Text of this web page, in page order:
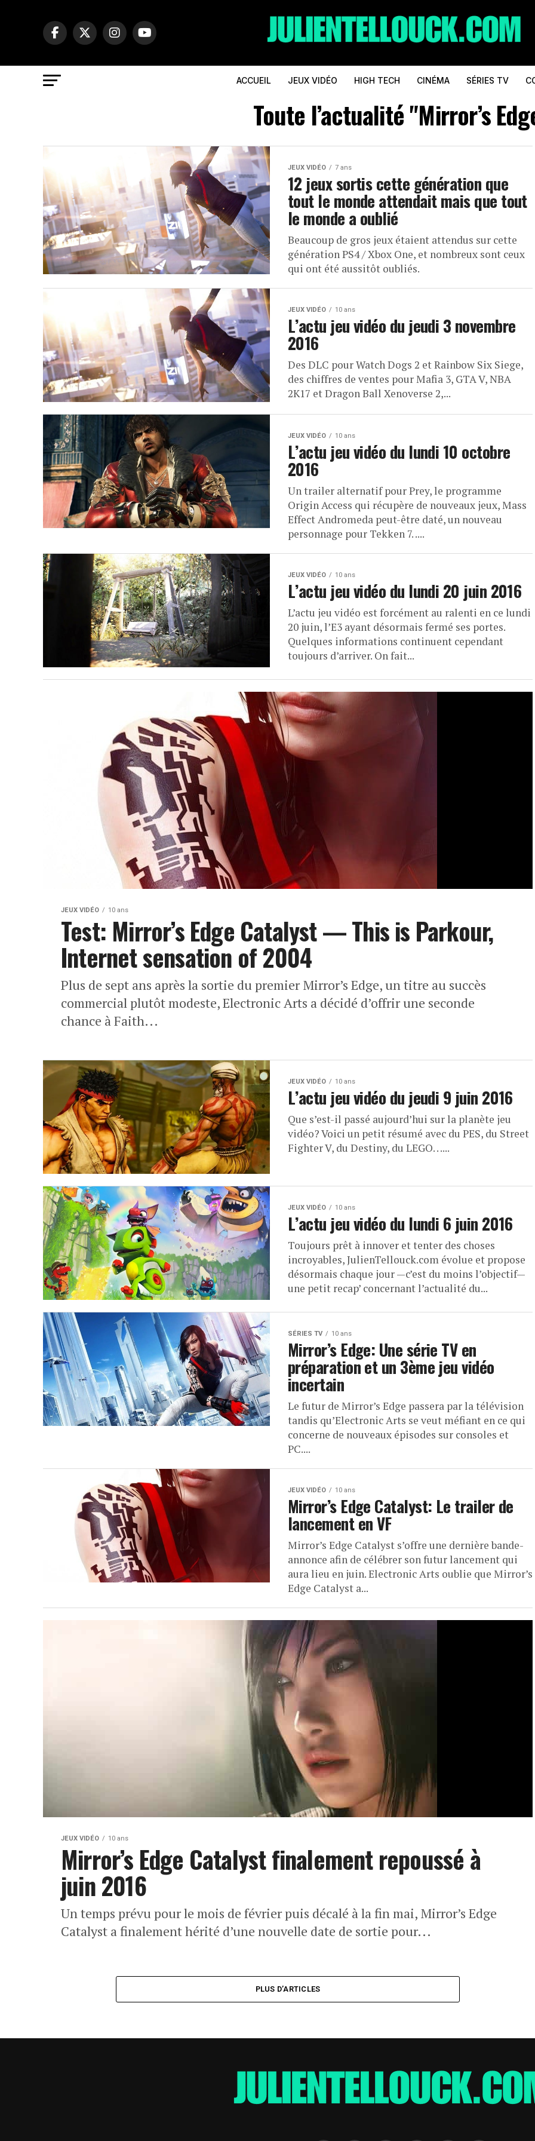
ACCUEIL JEUX VIDÉO HIGH TECH CINÉMA SÉRIES TV
Toute l’actualité "Mirror’s
JEUX VIDÉO 7 ans
12 jeux sortis cette génération que
tout le monde attendait mais que tout
le monde a oublié
Beaucoup de gros jeux étaient attendus sur cette
génération PS4 / Xbox One, et nombreux sont ceux
qui ont été aussitôt oubliés.
JEUX VIDÉO 10 ans
L’actu jeu vidéo du jeudi 3 novembre
2016
Des DLC pour Watch Dogs 2 et Rainbow Six Siege,
des chiffres de ventes pour Mafia 3, GTA V, NBA
2K17 et Dragon Ball Xenoverse 2,...
JEUX VIDÉO 10 ans
L’actu jeu vidéo du lundi 10 octobre
2016
Un trailer alternatif pour Prey, le programme
Origin Access qui récupère de nouveaux jeux, Mass
Effect Andromeda peut-être daté, un nouveau
personnage pour Tekken 7. ....
JEUX VIDÉO 10 ans
L’actu jeu vidéo du lundi 20 juin 2016
L’actu jeu vidéo est forcément au ralenti en ce lundi
20 juin, l’E3 ayant désormais fermé ses portes.
Quelques informations continuent cependant
toujours d’arriver. On fait...
JEUX VIDÉO 10 ans
Test: Mirror’s Edge Catalyst — This is Parkour,
Internet sensation of 2004
Plus de sept ans après la sortie du premier Mirror’s Edge, un titre au succès
commercial plutôt modeste, Electronic Arts a décidé d’offrir une seconde
chance à Faith...
JEUX VIDÉO 10 ans
L’actu jeu vidéo du jeudi 9 juin 2016
Que s’est-il passé aujourd’hui sur la planète jeu
vidéo? Voici un petit résumé avec du PES, du Street
Fighter V, du Destiny, du LEGO. . ....
JEUX VIDÉO 10 ans
L’actu jeu vidéo du lundi 6 juin 2016
Toujours prêt à innover et tenter des choses
incroyables, JulienTellouck.com évolue et propose
désormais chaque jour —c’est du moins l’objectif—
une petit recap’ concernant l’actualité du...
SÉRIES TV 10 ans
Mirror’s Edge: Une série TV en
préparation et un 3ème jeu vidéo
incertain
Le futur de Mirror’s Edge passera par la télévision
tandis qu’Electronic Arts se veut méfiant en ce qui
concerne de nouveaux épisodes sur consoles et
PC....
JEUX VIDÉO 10 ans
Mirror’s Edge Catalyst: Le trailer de
lancement en VF
Mirror’s Edge Catalyst s’offre une dernière bande-
annonce afin de célébrer son futur lancement qui
aura lieu en juin. Electronic Arts oublie que Mirror’s
Edge Catalyst a...
JEUX VIDÉO 10 ans
Mirror’s Edge Catalyst finalement repoussé à
juin 2016
Un temps prévu pour le mois de février puis décalé à la fin mai, Mirror’s Edge
Catalyst a finalement hérité d’une nouvelle date de sortie pour...
PLUS D’ARTICLES